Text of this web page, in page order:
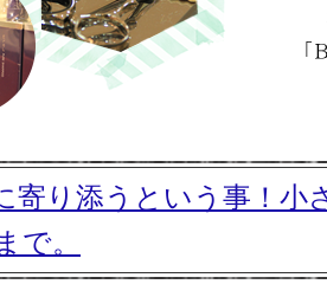
寄り添うという事！小
で。